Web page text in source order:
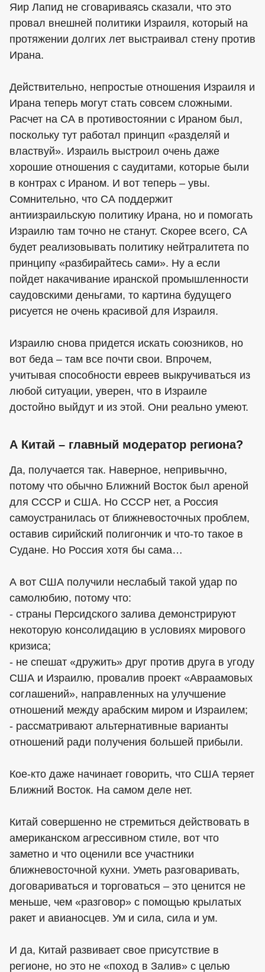
Яир Лапид не сговариваясь сказали, что это
провал внешней политики Израиля, который на
протяжении долгих лет выстраивал стену против
Ирана.
Действительно, непростые отношения Израиля и
Ирана теперь могут стать совсем сложными.
Расчет на СА в противостоянии с Ираном был,
поскольку тут работал принцип «разделяй и
властвуй». Израиль выстроил очень даже
хорошие отношения с саудитами, которые были
в контрах с Ираном. И вот теперь – увы.
Сомнительно, что СА поддержит
антиизраильскую политику Ирана, но и помогать
Израилю там точно не станут. Скорее всего, СА
будет реализовывать политику нейтралитета по
принципу «разбирайтесь сами». Ну а если
пойдет накачивание иранской промышленности
саудовскими деньгами, то картина будущего
рисуется не очень красивой для Израиля.
Израилю снова придется искать союзников, но
вот беда – там все почти свои. Впрочем,
учитывая способности евреев выкручиваться из
любой ситуации, уверен, что в Израиле
достойно выйдут и из этой. Они реально умеют.
А Китай – главный модератор региона?
Да, получается так. Наверное, непривычно,
потому что обычно Ближний Восток был ареной
для СССР и США. Но СССР нет, а Россия
самоустранилась от ближневосточных проблем,
оставив сирийский полигончик и что-то такое в
Судане. Но Россия хотя бы сама…
А вот США получили неслабый такой удар по
самолюбию, потому что:
- страны Персидского залива демонстрируют
некоторую консолидацию в условиях мирового
кризиса;
- не спешат «дружить» друг против друга в угоду
США и Израилю, провалив проект «Авраамовых
соглашений», направленных на улучшение
отношений между арабским миром и Израилем;
- рассматривают альтернативные варианты
отношений ради получения большей прибыли.
Кое-кто даже начинает говорить, что США теряет
Ближний Восток. На самом деле нет.
Китай совершенно не стремиться действовать в
американском агрессивном стиле, вот что
заметно и что оценили все участники
ближневосточной кухни. Уметь разговаривать,
договариваться и торговаться – это ценится не
меньше, чем «разговор» с помощью крылатых
ракет и авианосцев. Ум и сила, сила и ум.
И да, Китай развивает свое присутствие в
регионе, но это не «поход в Залив» с целью